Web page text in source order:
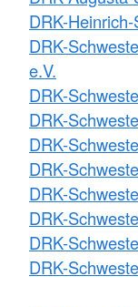
DRK-
DRK-
e.V.
DRK-
DRK-
DRK-
DRK-
DRK-
DRK-
DRK-
DRK-